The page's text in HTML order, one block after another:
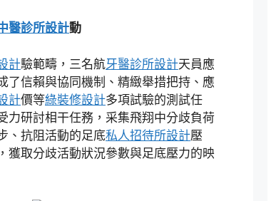
醫診所設計動
計驗範疇，三名航牙醫診所設計天員應
了信賴與協同機制、精緻舉措把持、應
計價等綠裝修設計多項試驗的測試任
力研討相干任務，采集飛翔中分歧負荷
、抗阻活動的足底私人招待所設計壓
獲取分歧活動狀況參數與足底壓力的映